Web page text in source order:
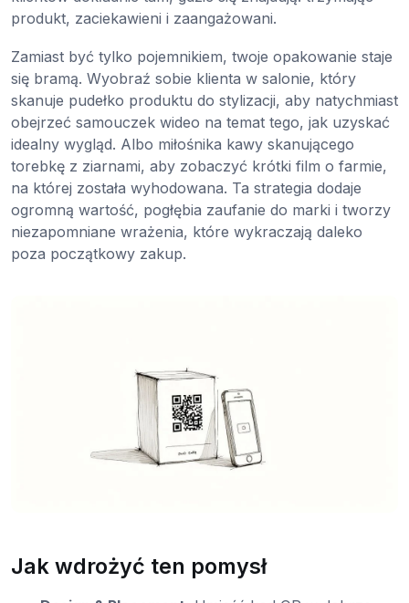
produkt, zaciekawieni i zaangażowani.
Zamiast być tylko pojemnikiem, twoje opakowanie staje
się bramą. Wyobraź sobie klienta w salonie, który
skanuje pudełko produktu do stylizacji, aby natychmiast
obejrzeć samouczek wideo na temat tego, jak uzyskać
idealny wygląd. Albo miłośnika kawy skanującego
torebkę z ziarnami, aby zobaczyć krótki film o farmie,
na której została wyhodowana. Ta strategia dodaje
ogromną wartość, pogłębia zaufanie do marki i tworzy
niezapomniane wrażenia, które wykraczają daleko
poza początkowy zakup.
Jak wdrożyć ten pomysł